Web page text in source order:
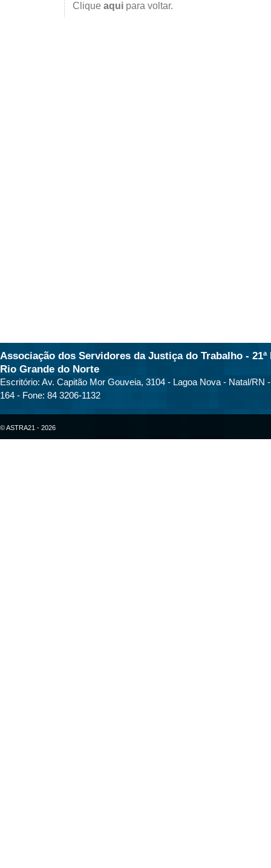
Clique aqui para voltar.
Associação dos Servidores da Justiça do Trabalho - 21ª
Rio Grande do Norte
Escritório: Av. Capitão Mor Gouveia, 3104 - Lagoa Nova - Natal/RN
164 - Fone: 84 3206-1132
© ASTRA21 - 2026